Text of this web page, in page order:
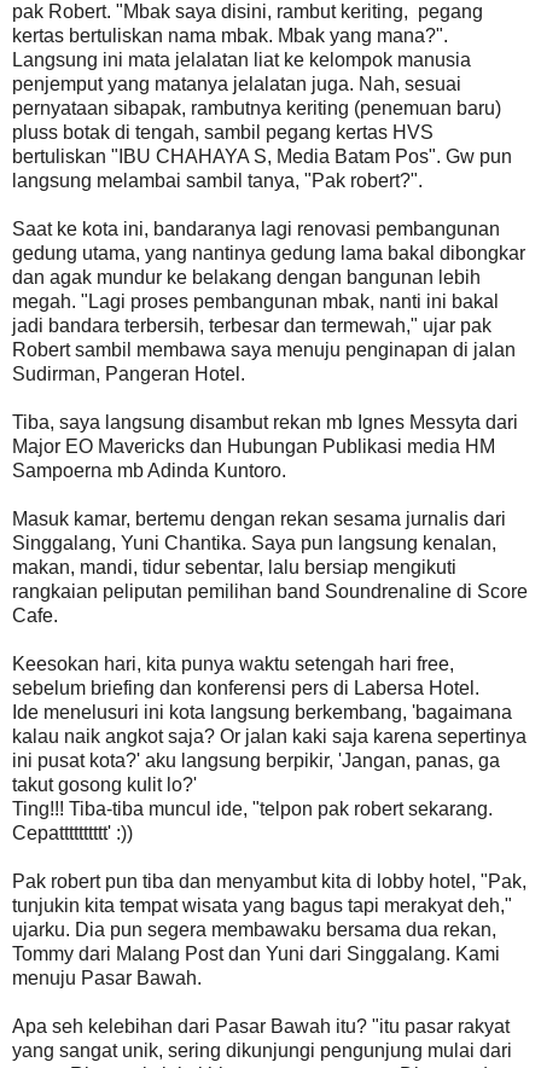
pak Robert. "Mbak saya disini, rambut keriting, pegang
kertas bertuliskan nama mbak. Mbak yang mana?".
Langsung ini mata jelalatan liat ke kelompok manusia
penjemput yang matanya jelalatan juga. Nah, sesuai
pernyataan sibapak, rambutnya keriting (penemuan baru)
pluss botak di tengah, sambil pegang kertas HVS
bertuliskan "IBU CHAHAYA S, Media Batam Pos". Gw pun
langsung melambai sambil tanya, "Pak robert?".
Saat ke kota ini, bandaranya lagi renovasi pembangunan
gedung utama, yang nantinya gedung lama bakal dibongkar
dan agak mundur ke belakang dengan bangunan lebih
megah. "Lagi proses pembangunan mbak, nanti ini bakal
jadi bandara terbersih, terbesar dan termewah," ujar pak
Robert sambil membawa saya menuju penginapan di jalan
Sudirman, Pangeran Hotel.
Tiba, saya langsung disambut rekan mb Ignes Messyta dari
Major EO Mavericks dan Hubungan Publikasi media HM
Sampoerna mb Adinda Kuntoro.
Masuk kamar, bertemu dengan rekan sesama jurnalis dari
Singgalang, Yuni Chantika. Saya pun langsung kenalan,
makan, mandi, tidur sebentar, lalu bersiap mengikuti
rangkaian peliputan pemilihan band Soundrenaline di Score
Cafe.
Keesokan hari, kita punya waktu setengah hari free,
sebelum briefing dan konferensi pers di Labersa Hotel.
Ide menelusuri ini kota langsung berkembang, 'bagaimana
kalau naik angkot saja? Or jalan kaki saja karena sepertinya
ini pusat kota?' aku langsung berpikir, 'Jangan, panas, ga
takut gosong kulit lo?'
Ting!!! Tiba-tiba muncul ide, "telpon pak robert sekarang.
Cepatttttttttt' :))
Pak robert pun tiba dan menyambut kita di lobby hotel, "Pak,
tunjukin kita tempat wisata yang bagus tapi merakyat deh,"
ujarku. Dia pun segera membawaku bersama dua rekan,
Tommy dari Malang Post dan Yuni dari Singgalang. Kami
menuju Pasar Bawah.
Apa seh kelebihan dari Pasar Bawah itu? "itu pasar rakyat
yang sangat unik, sering dikunjungi pengunjung mulai dari